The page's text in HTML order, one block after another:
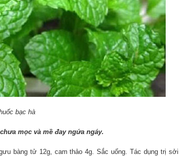
bạc hà
mọc và mề đay ngứa ngáy.
bàng tử 12g, cam thảo 4g. Sắc uống. Tác dụng trị sởi